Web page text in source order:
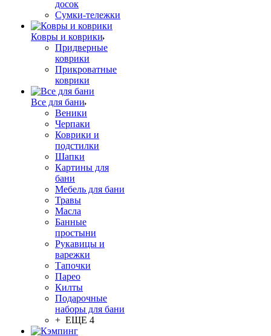
досок
Сумки-тележки
Ковры и коврики
Придверные
коврики
Прикроватные
коврики
Все для бани
Веники
Черпаки
Коврики и
подстилки
Шапки
Картины для
бани
Мебель для бани
Травы
Масла
Банные
простыни
Рукавицы и
варежки
Тапочки
Парео
Килты
Подарочные
наборы для бани
+ ЕЩЕ 4